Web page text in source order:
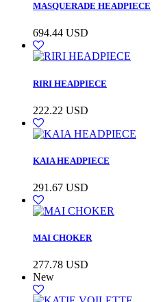
MASQUERADE HEADPIECE
694.44 USD
RIRI HEADPIECE
222.22 USD
KAIA HEADPIECE
291.67 USD
MAI CHOKER
277.78 USD
New